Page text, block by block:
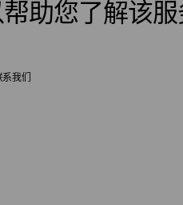
助您了解该
系我们